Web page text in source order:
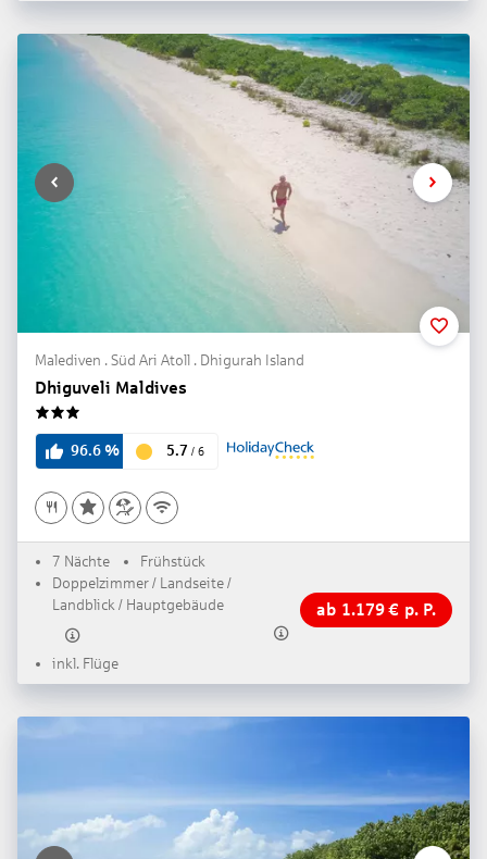
Malediven . Süd Ari Atoll . Dhigurah Island
Dhiguveli Maldives
96.6% 5.7 / 6
7 Nächte
Frühstück
Doppelzimmer / Landseite /
Landblick / Hauptgebäude
inkl. Flüge
ab 1.179€ p. P.